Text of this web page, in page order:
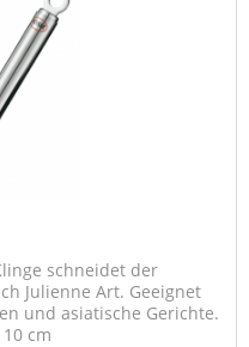
schneidet der
Julienne Art. Geeignet
und asiatische Gerichte.
cm